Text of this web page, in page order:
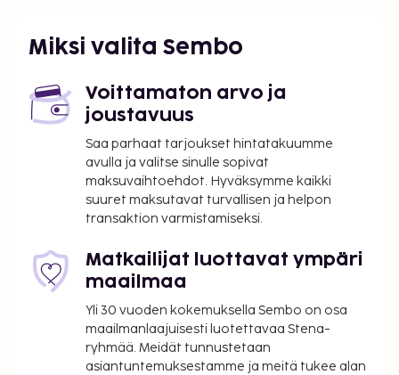
Miksi valita Sembo
Voittamaton arvo ja
joustavuus
Saa parhaat tarjoukset hintatakuumme
avulla ja valitse sinulle sopivat
maksuvaihtoehdot. Hyväksymme kaikki
suuret maksutavat turvallisen ja helpon
transaktion varmistamiseksi.
Matkailijat luottavat ympäri
maailmaa
Yli 30 vuoden kokemuksella Sembo on osa
maailmanlaajuisesti luotettavaa Stena-
ryhmää. Meidät tunnustetaan
asiantuntemuksestamme ja meitä tukee alan